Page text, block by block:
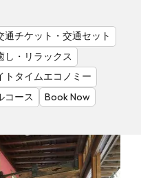
通チケット・交通セット
し・リラックス
トタイムエコノミー
コース Book Now